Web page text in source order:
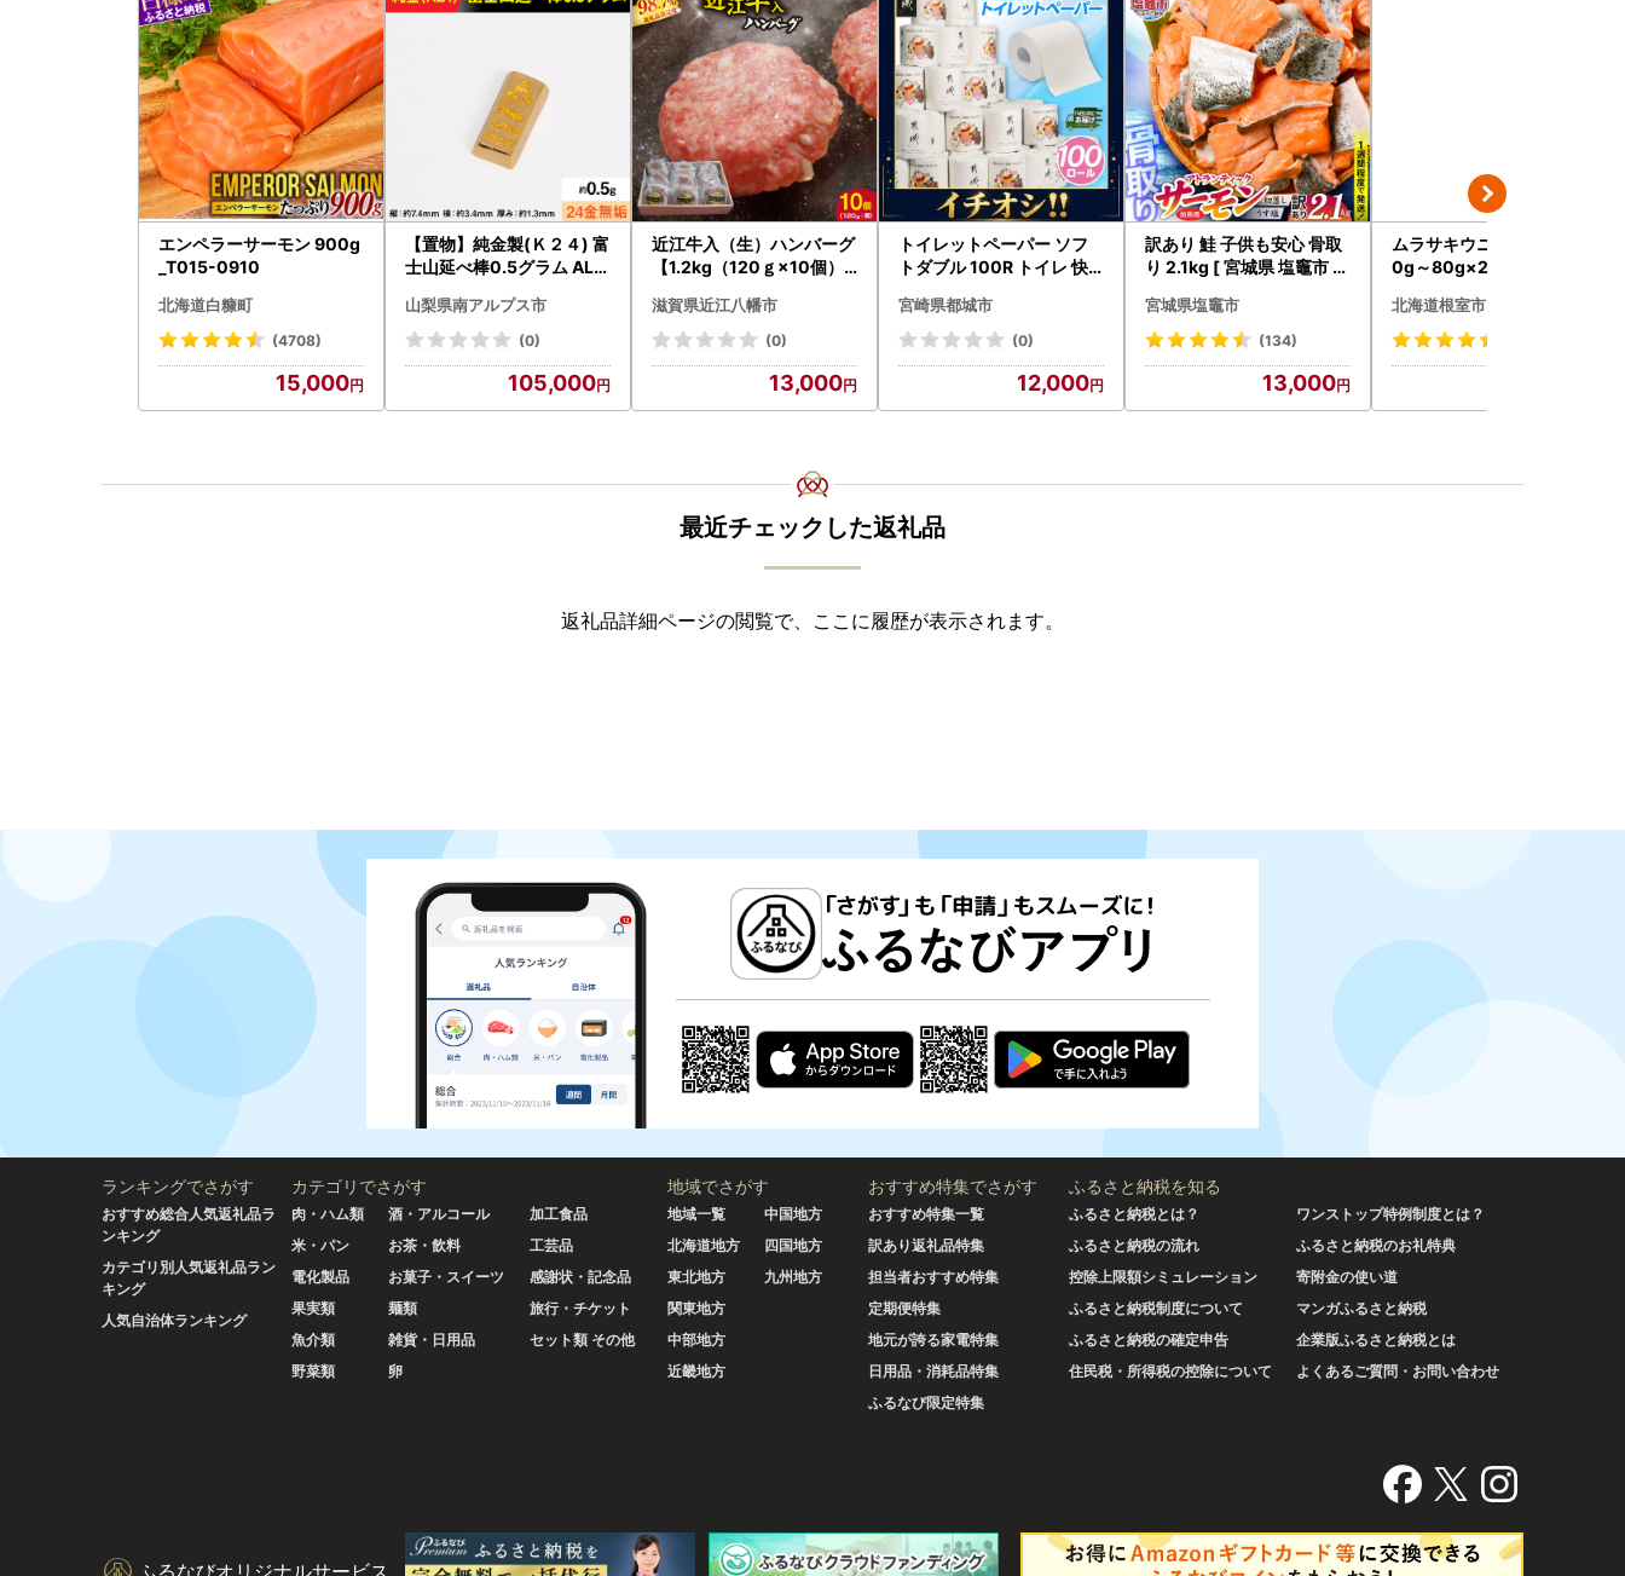
エンペラーサーモン 900g
_T015-0910
北海道白糠町
(4708)
15,000
【置物】純金製(Ｋ２４) 富
士山延べ棒0.5グラム ALP
山梨県南アルプス市
(0)
105,000
近江牛入（生）ハンバーグ
【1.2kg（120ｇ×10個）
滋賀県近江八幡市
(0)
13,000
トイレットペーパー ソフ
トダブル 100R トイレ 快
宮崎県都城市
(0)
12,000
訳あり 鮭 子供も安心 骨取
り 2.1kg [ 宮城県 塩竈市 ]
宮城県塩竈市
(134)
13,000
ムラサキウニ塩水パック7
0g～80g×2P A-24001
北海道根室市
最近チェックした返礼品
返礼品詳細ページの閲覧で、ここに履歴が表示されます。
ランキングでさがす
おすすめ総合人気返礼品ラ
ンキング
カテゴリ別人気返礼品ラン
キング
人気自治体ランキング
カテゴリでさがす
肉・ハム類
米・パン
電化製品
果実類
魚介類
野菜類
酒・アルコール
お茶・飲料
お菓子・スイーツ
麺類
雑貨・日用品
卵
加工食品
工芸品
感謝状・記念品
旅行・チケット
セット類 その他
地域でさがす
地域一覧
北海道地方
東北地方
関東地方
中部地方
近畿地方
中国地方
四国地方
九州地方
おすすめ特集でさがす
おすすめ特集一覧
訳あり返礼品特集
担当者おすすめ特集
定期便特集
地元が誇る家電特集
日用品・消耗品特集
ふるなび限定特集
ふるさと納税を知る
ふるさと納税とは？
ふるさと納税の流れ
控除上限額シミュレーション
ふるさと納税制度について
ふるさと納税の確定申告
住民税・所得税の控除について
ワンストップ特例制度とは？
ふるさと納税のお礼特典
寄附金の使い道
マンガふるさと納税
企業版ふるさと納税とは
よくあるご質問・お問い合わせ